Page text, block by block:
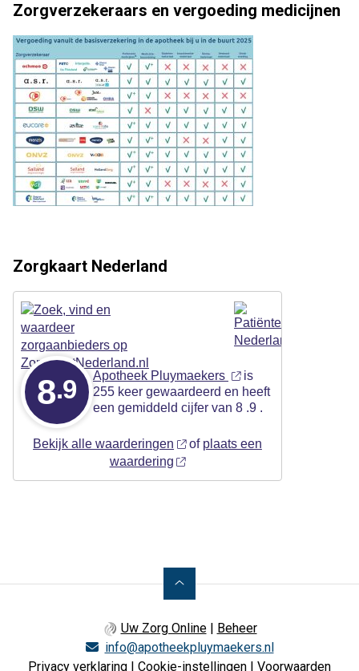
Zorgverzekeraars en vergoeding medicijnen
Zorgkaart Nederland
8.9 Apotheek Pluymaekers
is
255 keer gewaardeerd en heeft
een gemiddeld cijfer van 8 .9 .
Bekijk alle waarderingen of plaats een
waardering
Uw Zorg Online| Beheer
info@apotheekpluymaekers.nl
Privacy verklaring | Cookie-instellingen | Voorwaarden